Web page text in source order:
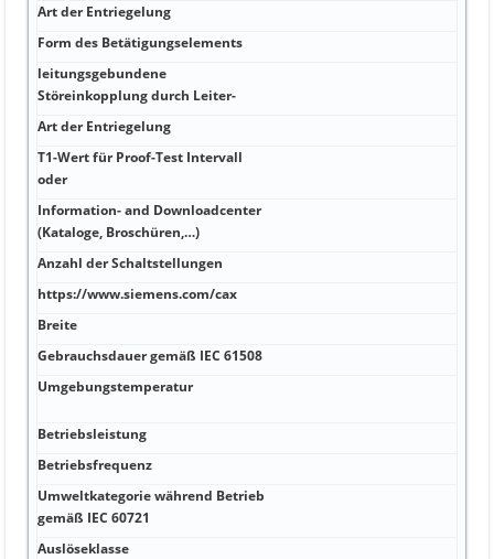
Art der Entriegelung
Form des Betätigungselements
leitungsgebundene
Störeinkopplung durch Leiter-
Art der Entriegelung
T1-Wert für Proof-Test Intervall
oder
Information- and Downloadcenter
(Kataloge, Broschüren,…)
Anzahl der Schaltstellungen
https://www.siemens.com/cax
Breite
Gebrauchsdauer gemäß IEC 61508
Umgebungstemperatur
Betriebsleistung
Betriebsfrequenz
Umweltkategorie während Betrieb
gemäß IEC 60721
Auslöseklasse